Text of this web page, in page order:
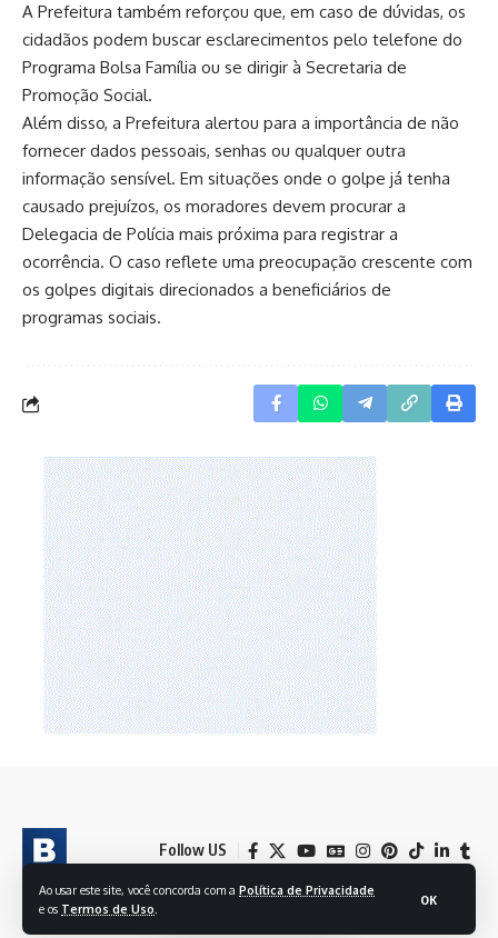
Ao usar este site, você concorda com a Política de Privacidade
e os Termos de Uso
OK
A Prefeitura também reforçou que, em caso de dúvidas, os
cidadãos podem buscar esclarecimentos pelo telefone do
Programa Bolsa Família ou se dirigir à Secretaria de
Promoção Social.
Além disso, a Prefeitura alertou para a importância de não
fornecer dados pessoais, senhas ou qualquer outra
informação sensível. Em situações onde o golpe já tenha
causado prejuízos, os moradores devem procurar a
Delegacia de Polícia mais próxima para registrar a
ocorrência. O caso reflete uma preocupação crescente com
os golpes digitais direcionados a beneficiários de
programas sociais.
Follow US
© 2024 BRASIL EM FOLHAS S/A